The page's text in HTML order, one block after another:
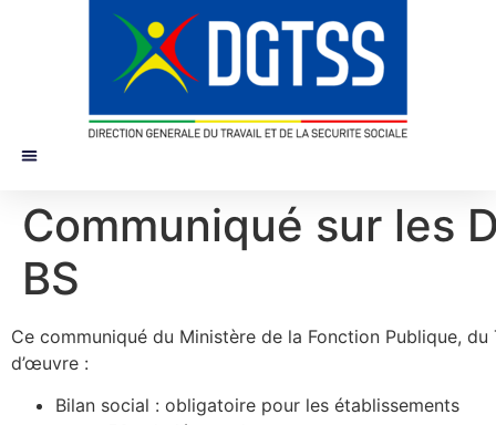
Communiqué sur les
BS
Ce communiqué du Ministère de la Fonction Publique,
d’œuvre :
Bilan social : obligatoire pour les établissements